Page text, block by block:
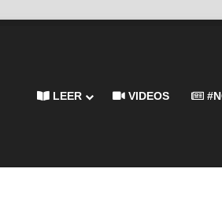
LEER VIDEOS